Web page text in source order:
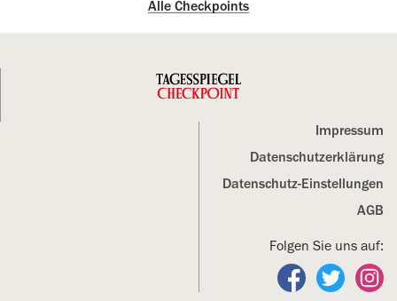
Alle Checkpoints
Impressum
Datenschutz­erklärung
Datenschutz-Einstellungen
AGB
Folgen Sie uns auf:
Folgen Sie